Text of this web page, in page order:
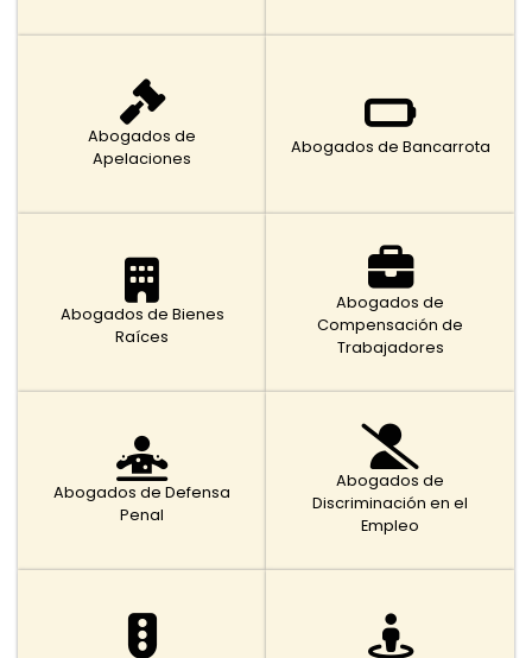
Abogados de
Apelaciones
Abogados de Bancarrota
Abogados de Bienes
Raíces
Abogados de
Compensación de
Trabajadores
Abogados de Defensa
Penal
Abogados de
Discriminación en el
Empleo